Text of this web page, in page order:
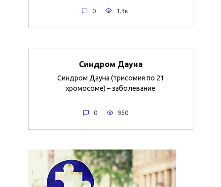
0 1.3к.
Синдром Дауна
Синдром Дауна (трисомия по 21
хромосоме) – заболевание
0 950